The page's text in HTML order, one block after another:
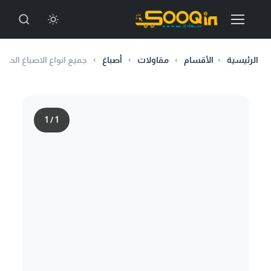
الرئيسية الأقسام مقاولات أصباغ جميع انواع الاصباغ
1
/
1